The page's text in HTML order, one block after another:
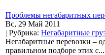
Проблемы негабаритных
Вс, 29 Май 2011
| Рубрика: Негабаритные
Негабаритные перевозки –
правильном подборе этих с...